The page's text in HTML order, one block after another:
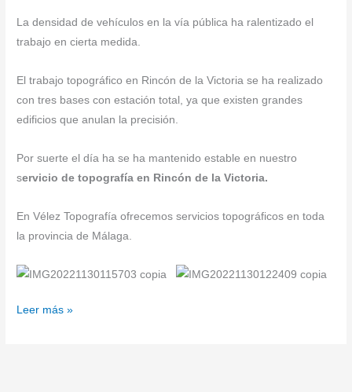
La densidad de vehículos en la vía pública ha ralentizado el
trabajo en cierta medida.
El trabajo topográfico en Rincón de la Victoria se ha realizado
con tres bases con estación total, ya que existen grandes
edificios que anulan la precisión.
Por suerte el día ha se ha mantenido estable en nuestro
servicio de topografía en Rincón de la Victoria.
En Vélez Topografía ofrecemos servicios topográficos en toda
la provincia de Málaga.
Leer más »